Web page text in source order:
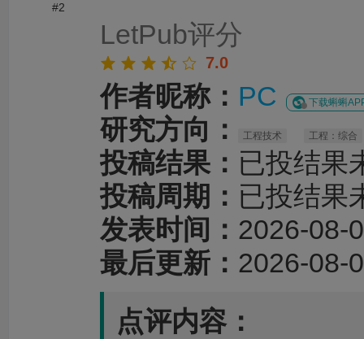
提供了重要帮助。
#2
LetPub评分
7.0
作者昵称： PC 下载蝌蝌
研究方向： 工程技术 工程：综合
投稿结果： 已投结果
投稿周期： 已投结果
发表时间： 2026-08-
最后更新： 2026-08-
点评内容：